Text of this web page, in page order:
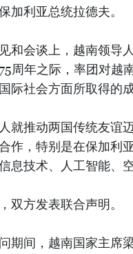
加利亚总统拉德夫。
和会谈上，越南领导
周年之际，率团对越
际社会方面所取得的成
就推动两国传统友谊
作，特别是在保加利
息技术、人工智能、
双方发表联合声明。
期间，越南国家主席